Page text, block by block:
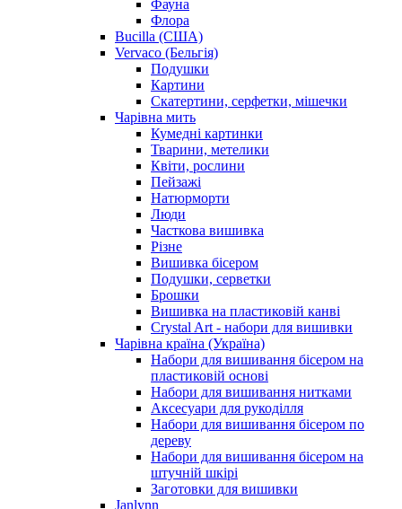
Фауна
Флора
Bucilla (США)
Vervaco (Бельгія)
Подушки
Картини
Скатертини, серфетки, мішечки
Чарiвна мить
Кумедні картинки
Тварини, метелики
Квіти, рослини
Пейзажі
Натюрморти
Люди
Часткова вишивка
Різне
Вишивка бісером
Подушки, серветки
Брошки
Вишивка на пластиковій канві
Crystal Art - набори для вишивки
Чарівна країна (Україна)
Набори для вишивання бісером на
пластиковій основі
Набори для вишивання нитками
Аксесуари для рукоділля
Набори для вишивання бісером по
дереву
Набори для вишивання бісером на
штучній шкірі
Заготовки для вишивки
Janlynn